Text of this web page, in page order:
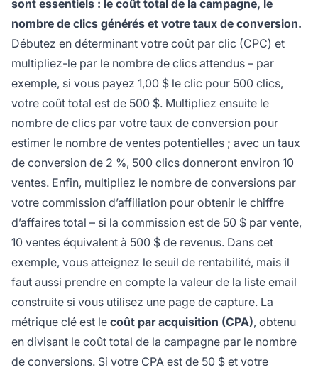
sont essentiels : le coût total de la campagne, le
nombre de clics générés et votre taux de conversion.
Débutez en déterminant votre coût par clic (CPC) et
multipliez-le par le nombre de clics attendus – par
exemple, si vous payez 1,00 $ le clic pour 500 clics,
votre coût total est de 500 $. Multipliez ensuite le
nombre de clics par votre taux de conversion pour
estimer le nombre de ventes potentielles ; avec un taux
de conversion de 2 %, 500 clics donneront environ 10
ventes. Enfin, multipliez le nombre de conversions par
votre commission d’affiliation pour obtenir le chiffre
d’affaires total – si la commission est de 50 $ par vente,
10 ventes équivalent à 500 $ de revenus. Dans cet
exemple, vous atteignez le seuil de rentabilité, mais il
faut aussi prendre en compte la valeur de la liste email
construite si vous utilisez une page de capture. La
métrique clé est le coût par acquisition (CPA), obtenu
en divisant le coût total de la campagne par le nombre
de conversions. Si votre CPA est de 50 $ et votre